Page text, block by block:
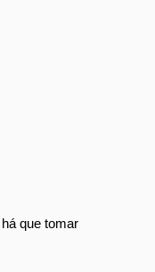
que tomar